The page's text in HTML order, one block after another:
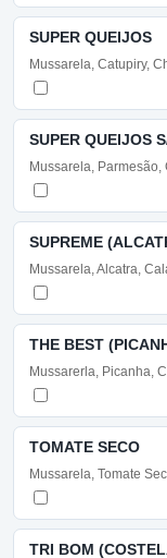
SUPER QUEIJOS
Mussarela, Catupiry,
SUPER QUEIJOS
Mussarela, Parmesão,
SUPREME
Mussarela, Alcatra,
THE BEST
Mussarerla, Picanha,
TOMATE SECO
Mussarela, Tomate
TRI BOM